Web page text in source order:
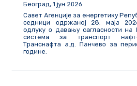
Београд, 1.јун 2026.
Савет Агенције за енергетику
седници одржаној 28. маја
одлуку о давању сагласности на
система за транспорт
Транснафта а.д. Панчево за
године.